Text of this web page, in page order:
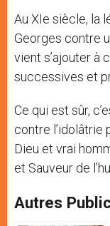
Au XIe siècle, la
Georges contre
vient s’ajouter à
successives et
Ce qui est sûr,
contre l’idolâtrie
Dieu et vrai
et Sauveur de
Autres